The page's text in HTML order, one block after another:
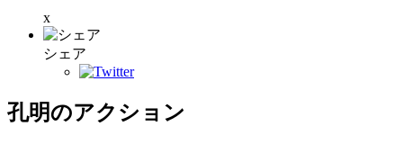
x
シェア
孔明のアクション